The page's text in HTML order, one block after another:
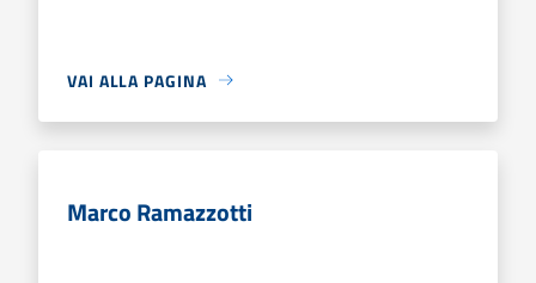
VAI ALLA PAGINA
Marco Ramazzotti